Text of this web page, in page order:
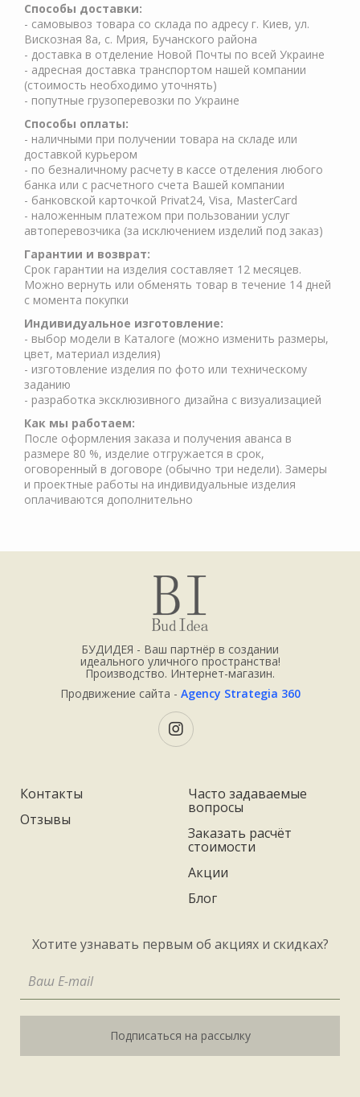
Cпособы доставки:
- самовывоз товара со склада по адресу г. Киев, ул.
Вискозная 8а, с. Мрия, Бучанского района
- доставка в отделение Новой Почты по всей Украине
- адресная доставка транспортом нашей компании
(стоимость необходимо уточнять)
- попутные грузоперевозки по Украине
Способы оплаты:
- наличными при получении товара на складе или
доставкой курьером
- по безналичному расчету в кассе отделения любого
банка или с расчетного счета Вашей компании
- банковской карточкой Privat24, Visa, MasterCard
- наложенным платежом при пользовании услуг
автоперевозчика (за исключением изделий под заказ)
Гарантии и возврат:
Срок гарантии на изделия составляет 12 месяцев.
Можно вернуть или обменять товар в течение 14 дней
с момента покупки
Индивидуальное изготовление:
- выбор модели в Каталоге (можно изменить размеры,
цвет, материал изделия)
- изготовление изделия по фото или техническому
заданию
- разработка эксклюзивного дизайна с визуализацией
Как мы работаем:
После оформления заказа и получения аванса в
размере 80 %, изделие отгружается в срок,
оговоренный в договоре (обычно три недели). Замеры
и проектные работы на индивидуальные изделия
оплачиваются дополнительно
БУДИДЕЯ - Ваш партнёр в создании
идеального уличного пространства!
Производство. Интернет-магазин.
Продвижение сайта - Agency Strategia 360
Контакты
Отзывы
Часто задаваемые
вопросы
Заказать расчёт
стоимости
Акции
Блог
Хотите узнавать первым об акциях и скидках?
Подписаться на рассылку